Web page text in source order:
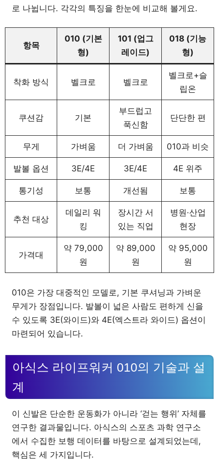
로 나뉩니다. 각각의 특징을 한눈에 비교해 볼게요.
항목
010 (기본
형)
101 (업그
레이드)
018 (기능
형)
착화 방식 벨크로 벨크로
벨크로+슬
립온
쿠션감 기본
부드럽고
푹신함
단단한 편
무게 가벼움 더 가벼움 010과 비슷
발볼 옵션 3E/4E 3E/4E 4E 위주
통기성 보통 개선됨 보통
추천 대상
데일리 워
킹
장시간 서
있는 직업
병원·산업
현장
가격대
약 79,000
원
약 89,000
원
약 95,000
원
010은 가장 대중적인 모델로, 기본 쿠셔닝과 가벼운
무게가 장점입니다. 발볼이 넓은 사람도 편하게 신을
수 있도록 3E(와이드)와 4E(엑스트라 와이드) 옵션이
마련되어 있습니다.
아식스 라이프워커 010의 기술과 설
계
이 신발은 단순한 운동화가 아니라 ‘걷는 행위’ 자체를
연구한 결과물입니다. 아식스의 스포츠 과학 연구소
에서 수집한 보행 데이터를 바탕으로 설계되었는데,
핵심은 세 가지입니다.